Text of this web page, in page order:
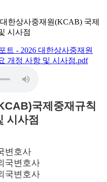
한상사중재원(KCAB) 국제
시사점
트 - 2026 대한상사중재원
개정 사항 및 시사점.pdf
국제중재규칙
시사점
변호사
국변호사
국변호사